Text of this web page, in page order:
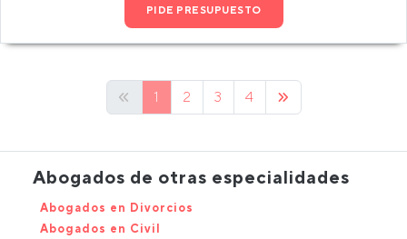
PIDE PRESUPUESTO
1 2 3 4
Abogados de otras especialidades
Abogados en Divorcios
Abogados en Civil